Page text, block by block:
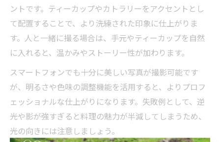
ントです。ティーカップやカトラリーをアクセントとし
て配置することで、より洗練された印象に仕上がりま
す。人と一緒に撮る場合は、手元やティーカップを自然
に入れると、温かみやストーリー性が加わります。
スマートフォンでも十分に美しい写真が撮影可能です
が、明るさや色味の調整機能を活用すると、よりプロフ
ェッショナルな仕上がりになります。失敗例として、逆
光や影が強すぎると料理の魅力が半減してしまうため、
光の向きには注意しましょう。